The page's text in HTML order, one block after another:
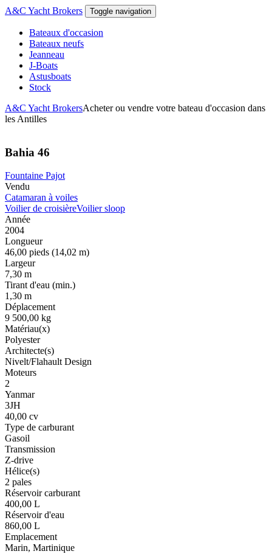
Aller au contenu principal
A&C Yacht Brokers Toggle navigation
Bateaux d'occasion
Bateaux neufs
Jeanneau
J-Boats
Astusboats
Stock
A&C Yacht BrokersAcheter ou vendre votre bateau d'occasion dans
les Antilles
Bahia 46
Fountaine Pajot
Vendu
Catamaran à voiles
Voilier de croisièreVoilier sloop
Année
2004
Longueur
46,00 pieds (14,02 m)
Largeur
7,30 m
Tirant d'eau (min.)
1,30 m
Déplacement
9 500,00 kg
Matériau(x)
Polyester
Architecte(s)
Nivelt/Flahault Design
Moteurs
2
Yanmar
3JH
40,00 cv
Type de carburant
Gasoil
Transmission
Z-drive
Hélice(s)
2 pales
Réservoir carburant
400,00 L
Réservoir d'eau
860,00 L
Emplacement
Marin, Martinique